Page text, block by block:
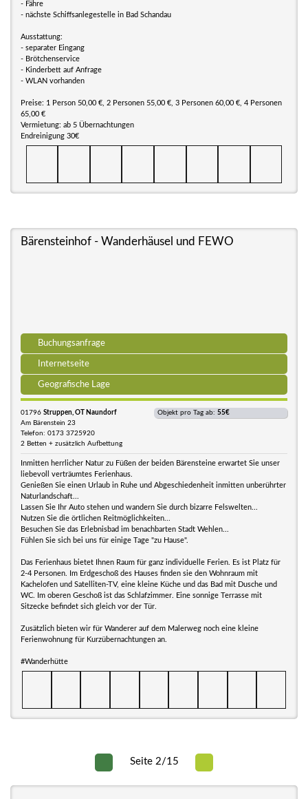
- Fähre
- nächste Schiffsanlegestelle in Bad Schandau
Ausstattung:
- separater Eingang
- Brötchenservice
- Kinderbett auf Anfrage
- WLAN vorhanden
Preise: 1 Person 50,00 €, 2 Personen 55,00 €, 3 Personen 60,00 €, 4 Personen
65,00 €
Vermietung: ab 5 Übernachtungen
Endreinigung 30€
Bärensteinhof - Wanderhäusel und FEWO
Buchungsanfrage
Internetseite
Geografische Lage
01796 Struppen, OT Naundorf
Am Bärenstein 23
Telefon: 0173 3725920
2 Betten + zusätzlich Aufbettung
Objekt pro Tag ab: 55€
Inmitten herrlicher Natur zu Füßen der beiden Bärensteine erwartet Sie unser
liebevoll verträumtes Ferienhaus.
Genießen Sie einen Urlaub in Ruhe und Abgeschiedenheit inmitten unberührter
Naturlandschaft...
Lassen Sie Ihr Auto stehen und wandern Sie durch bizarre Felswelten...
Nutzen Sie die örtlichen Reitmöglichkeiten...
Besuchen Sie das Erlebnisbad im benachbarten Stadt Wehlen...
Fühlen Sie sich bei uns für einige Tage "zu Hause".
Das Ferienhaus bietet Ihnen Raum für ganz individuelle Ferien. Es ist Platz für
2-4 Personen. Im Erdgeschoß des Hauses finden sie den Wohnraum mit
Kachelofen und Satelliten-TV, eine kleine Küche und das Bad mit Dusche und
WC. Im oberen Geschoß ist das Schlafzimmer. Eine sonnige Terrasse mit
Sitzecke befindet sich gleich vor der Tür.
Zusätzlich bieten wir für Wanderer auf dem Malerweg noch eine kleine
Ferienwohnung für Kurzübernachtungen an.
#Wanderhütte
Seite 2/15